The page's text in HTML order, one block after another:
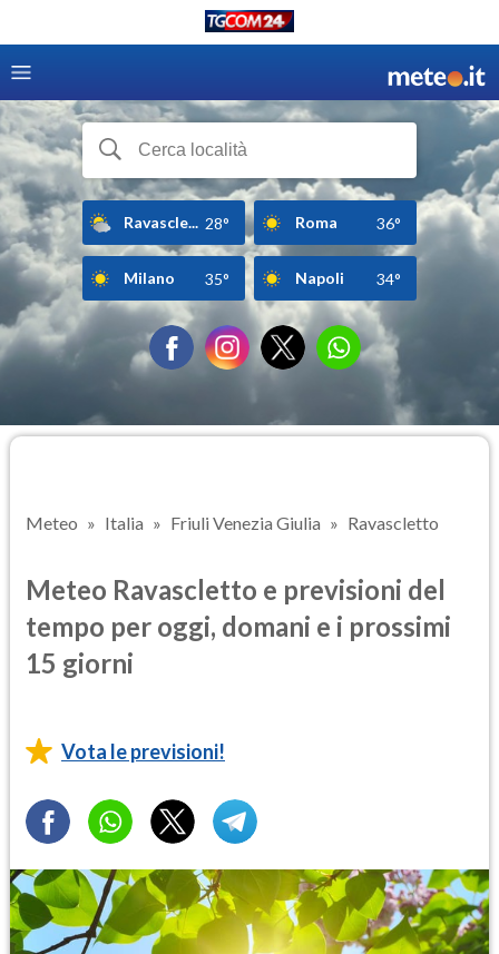
Ravascle... 28° Roma 36°
Milano 35° Napoli 34°
Meteo Italia Friuli Venezia Giulia Ravascletto
Meteo Ravascletto e previsioni del
tempo per oggi, domani e i prossimi
15 giorni
Vota le previsioni!